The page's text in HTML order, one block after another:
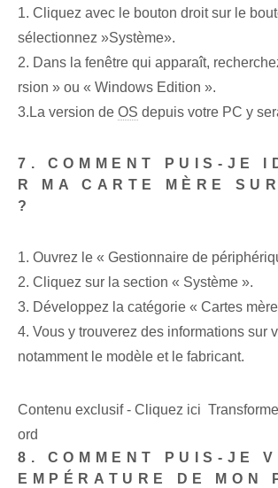
1. Cliquez avec le bouton droit sur le
sélectionnez ⁤»Système».
2. Dans la fenêtre qui apparaît,
rsion » ou « Windows Edition ».
3.‌La ‌version de OS depuis votre PC⁣ y
7. COMMENT PUIS-JE
R MA CARTE MÈRE
?
1. Ouvrez le « Gestionnaire de
2. Cliquez sur la section « Système ».
3. Développez la catégorie « Cartes
4. ‌Vous y trouverez des informations sur
notamment le modèle et le fabricant.
Contenu exclusif - Cliquez ici
ord
8. COMMENT PUIS-JE
EMPÉRATURE DE MON